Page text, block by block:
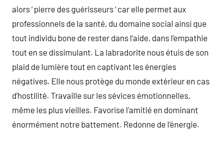
alors ‘ pierre des guérisseurs ‘ car elle permet aux
professionnels de la santé, du domaine social ainsi que
tout individu bone de rester dans l’aide, dans l’empathie
tout en se dissimulant. La labradorite nous étuis de son
plaid de lumière tout en captivant les énergies
négatives. Elle nous protège du monde extérieur en cas
d’hostilité. Travaille sur les sévices émotionnelles,
même les plus vieilles. Favorise l’amitié en dominant
énormément notre battement. Redonne de l’énergie.